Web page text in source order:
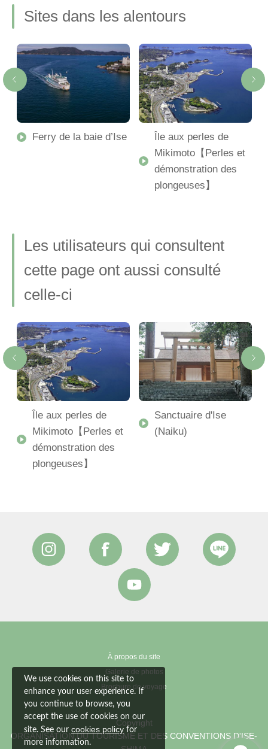
Sites dans les alentours
Ferry de la baie d’Ise
Île aux perles de
Mikimoto【Perles et
démonstration des
plongeuses】
Les utilisateurs qui consultent
cette page ont aussi consulté
celle-ci
Île aux perles de
Mikimoto【Perles et
démonstration des
plongeuses】
Sanctuaire d'Ise
(Naiku)
À propos du site
Galerie de photos
Brochure de voyage
Copyright
ORGANISATION DU TOURISME ET DES CONVENTIONS D'ISE-
We use cookies on this site to
enhance your user experience. If
you continue to browse, you
accept the use of cookies on our
site. See our cookies policy for
more information.